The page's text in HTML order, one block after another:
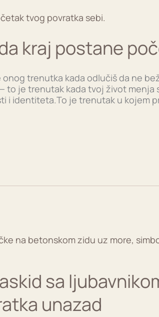
kraj postane
trenutka kada odlučiš da ne
to je trenutak kada tvoj život menja
i identiteta.To je trenutak u kojem
sa
unazad